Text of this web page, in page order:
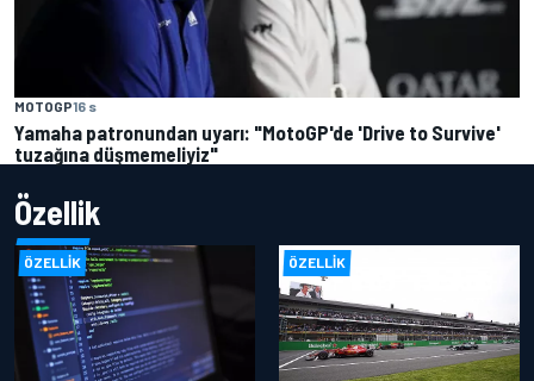
MOTOGP16 s
Yamaha patronundan uyarı: "MotoGP'de 'Drive to Survive'
tuzağına düşmemeliyiz"
Özellik
ÖZELLIK ÖZELLIK